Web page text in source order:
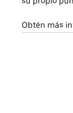
Obtén más